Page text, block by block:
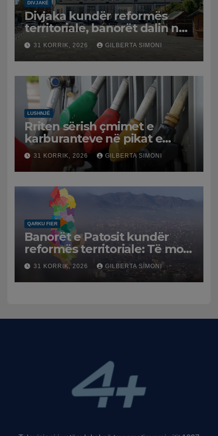
DIVJAKË
Divjaka kundër reformës
territoriale, banorët dalin në
protestë.
31 KORRIK, 2026 GILBERTA SIMONI
LUSHNJË
Rriten sërish çmimet e
karburanteve në pikat e
karburanteve në Lushnjë.
Tensionet në Lindjen e
Mesme shtrenjtojnë naftën
dhe benzinën në vend
31 KORRIK, 2026 GILBERTA SIMONI
QARKU FIER
Banorët e Patosit kundër
reformës territoriale: Të mos
humbasim identitetin e
qytetit
31 KORRIK, 2026 GILBERTA SIMONI